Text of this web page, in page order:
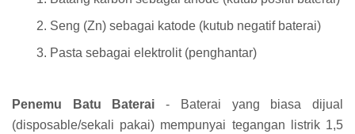
Seng (Zn) sebagai katode (kutub negatif baterai)
Pasta sebagai elektrolit (penghantar)
Penemu Batu Baterai - Baterai yang biasa dijual
(disposable/sekali pakai) mempunyai tegangan listrik 1,5